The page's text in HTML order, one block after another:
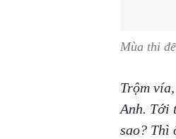
Mùa thi
Trộm
Anh. Tới
sao? Thì